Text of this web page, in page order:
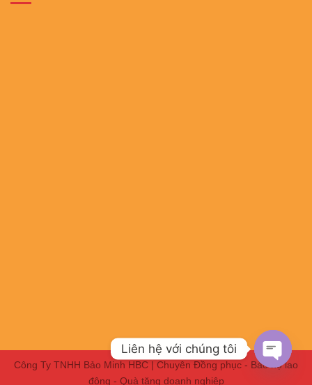
Công Ty TNHH Bảo Minh HBC | Chuyên Đồng phục - Bảo hộ lao
động - Quà tặng doanh nghiệp
Liên hệ với chúng tôi